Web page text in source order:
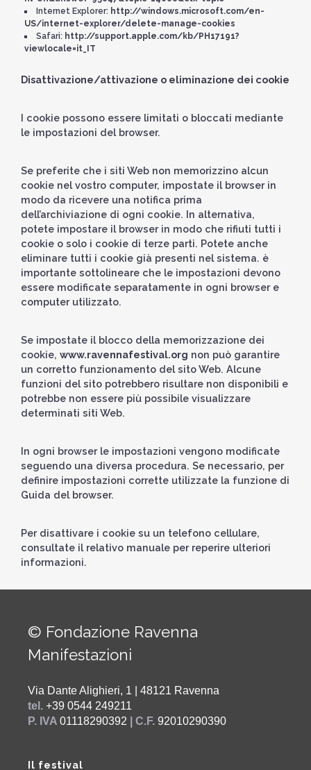
Internet Explorer: http://windows.microsoft.com/en-
US/internet-explorer/delete-manage-cookies
Safari: http://support.apple.com/kb/PH17191?
viewlocale=it_IT
Disattivazione/attivazione o eliminazione dei cookie
I cookie possono essere limitati o bloccati mediante
le impostazioni del browser.
Se preferite che i siti Web non memorizzino alcun
cookie nel vostro computer, impostate il browser in
modo da ricevere una notifica prima
dell’archiviazione di ogni cookie. In alternativa,
potete impostare il browser in modo che rifiuti tutti i
cookie o solo i cookie di terze parti. Potete anche
eliminare tutti i cookie già presenti nel sistema. è
importante sottolineare che le impostazioni devono
essere modificate separatamente in ogni browser e
computer utilizzato.
Se impostate il blocco della memorizzazione dei
cookie, www.ravennafestival.org non può garantire
un corretto funzionamento del sito Web. Alcune
funzioni del sito potrebbero risultare non disponibili e
potrebbe non essere più possibile visualizzare
determinati siti Web.
In ogni browser le impostazioni vengono modificate
seguendo una diversa procedura. Se necessario, per
definire impostazioni corrette utilizzate la funzione di
Guida del browser.
Per disattivare i cookie su un telefono cellulare,
consultate il relativo manuale per reperire ulteriori
informazioni.
© Fondazione Ravenna
Manifestazioni
Via Dante Alighieri, 1 | 48121 Ravenna
tel. +39 0544 249211
P. IVA 01118290392 | C.F. 92010290390
Il festival